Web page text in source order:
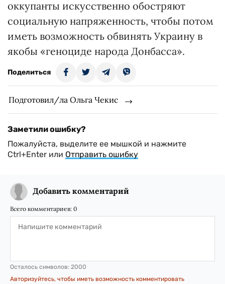
оккупанты искусственно обостряют
социальную напряженность, чтобы потом
иметь возможность обвинять Украину в
якобы «геноциде народа Донбасса».
Поделиться
Подготовил/ла Ольга Чекис
Заметили ошибку?
Пожалуйста, выделите ее мышкой и нажмите
Ctrl+Enter или Отправить ошибку
Добавить комментарий
Всего комментариев: 0
Осталось символов: 2000
Авторизуйтесь, чтобы иметь возможность комментировать